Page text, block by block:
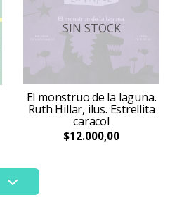
SIN STOCK
El monstruo de la laguna.
Ruth Hillar, ilus. Estrellita
caracol
$12.000,00